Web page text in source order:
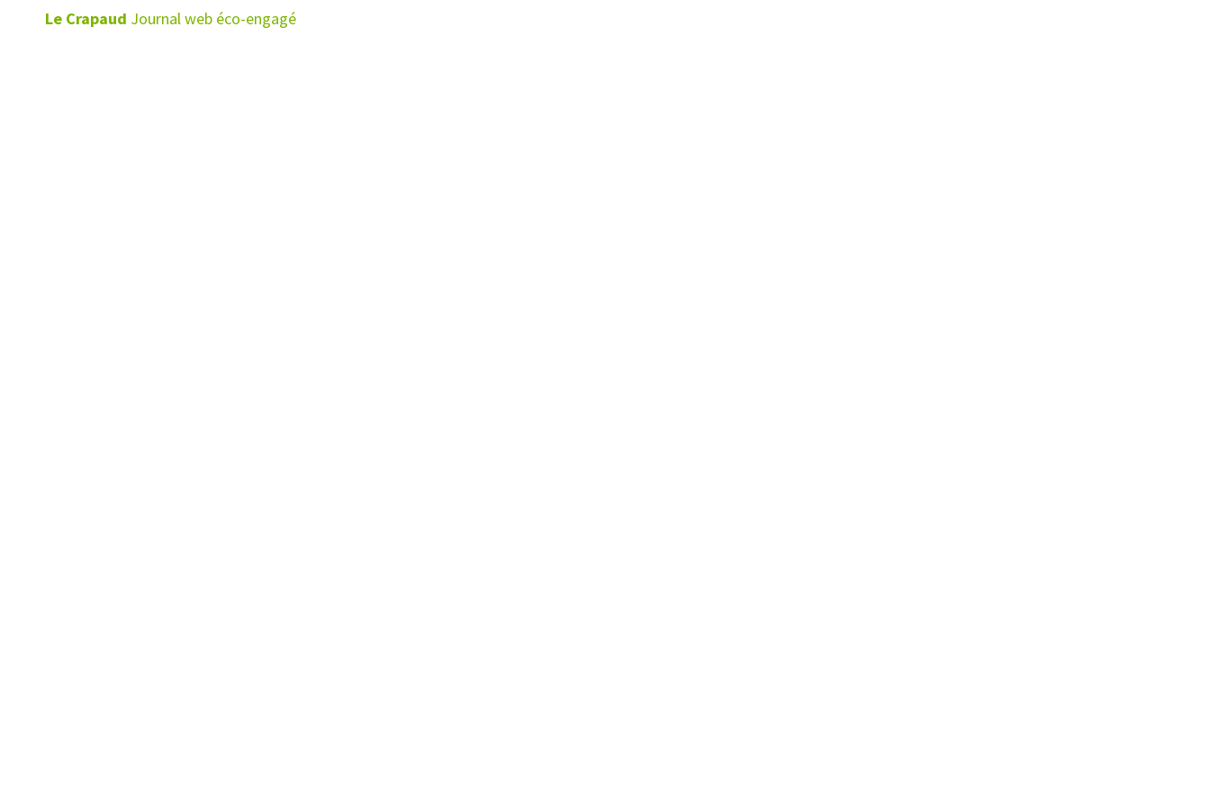
Le Crapaud Journal web éco-engagé